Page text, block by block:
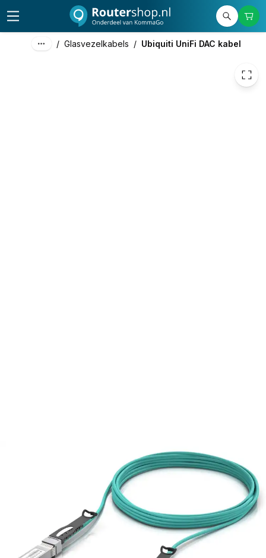
/ Glasvezelkabels / Ubiquiti UniFi DAC kabel
€ 16,40